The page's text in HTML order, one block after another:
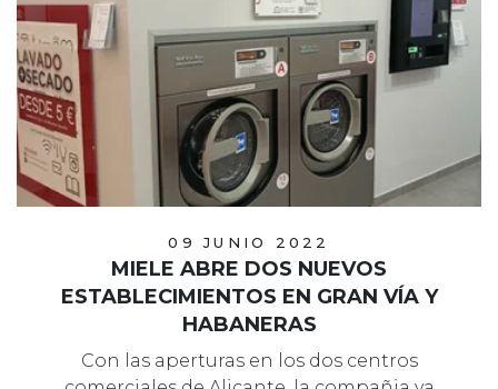
09 JUNIO 2022
MIELE ABRE DOS NUEVOS
ESTABLECIMIENTOS EN GRAN VÍA Y
HABANERAS
Con las aperturas en los dos centros